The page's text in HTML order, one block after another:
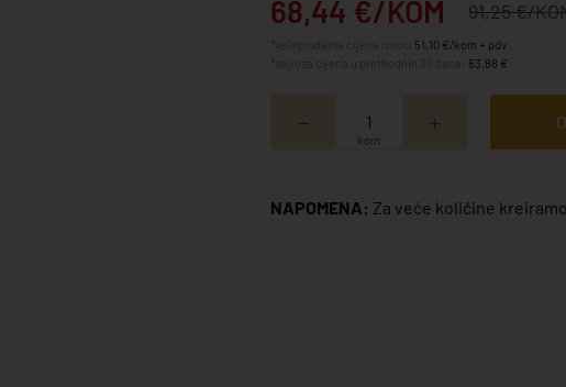
68,44 €/KOM 91,25 €/
51,10 €/kom + pdv
63,88 €
kom
NAPOMENA: Za veće količine